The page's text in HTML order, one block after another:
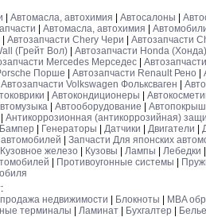
Автомасла, автохимия Автосалоны
Автомасла, автохимия
Автозапчасти Chery Чери
Автозапчасти
(Грейт Вол)
Автозапчасти Honda (Хонда)
Mercedes Мерседес
Порше Автозапчасти Renault Рено
Автозапчасти Volkswagen Фольксваген
Автокондиционеры
Автооборудование
Антикоррозионная (антикоррозийная)
Бампер Генераторы Датчики Двигатели
Запчасти Для японских
Кузовное железо Кузовы Лампы Лебедки
Противоугонные системы
недвижимости Блокноты
MBA
терминалы Ламинат Бухгалтер